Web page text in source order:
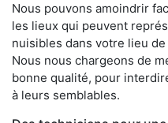
Nous pouvons amoindrir
les lieux qui peuvent
nuisibles dans votre lieu de
Nous nous chargeons de
bonne qualité, pour
à leurs semblables.